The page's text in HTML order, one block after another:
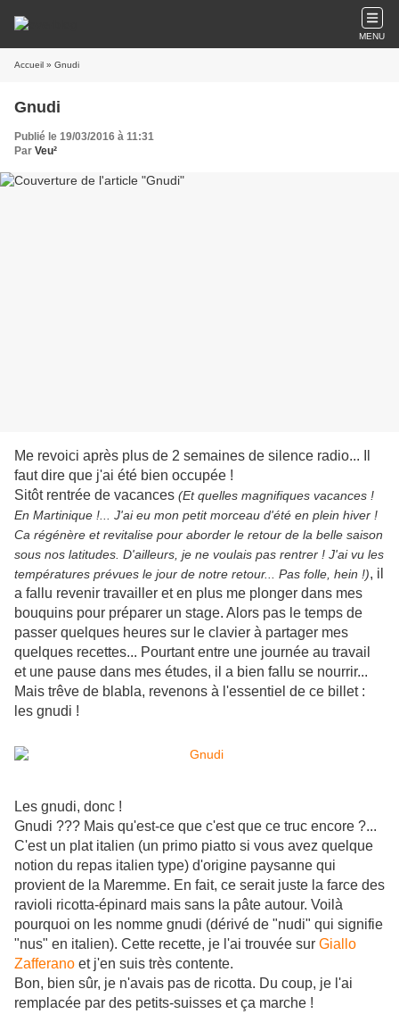
MENU
Accueil » Gnudi
Gnudi
Publié le 19/03/2016 à 11:31
Par Veu²
Me revoici après plus de 2 semaines de silence radio... Il
faut dire que j'ai été bien occupée !
Sitôt rentrée de vacances (Et quelles magnifiques vacances !
En Martinique !... J'ai eu mon petit morceau d'été en plein hiver !
Ca régénère et revitalise pour aborder le retour de la belle saison
sous nos latitudes. D'ailleurs, je ne voulais pas rentrer ! J'ai vu les
températures prévues le jour de notre retour... Pas folle, hein !), il
a fallu revenir travailler et en plus me plonger dans mes
bouquins pour préparer un stage. Alors pas le temps de
passer quelques heures sur le clavier à partager mes
quelques recettes... Pourtant entre une journée au travail
et une pause dans mes études, il a bien fallu se nourrir...
Mais trêve de blabla, revenons à l'essentiel de ce billet :
les gnudi !
Les gnudi, donc !
Gnudi ??? Mais qu'est-ce que c'est que ce truc encore ?...
C'est un plat italien (un primo piatto si vous avez quelque
notion du repas italien type) d'origine paysanne qui
provient de la Maremme. En fait, ce serait juste la farce des
ravioli ricotta-épinard mais sans la pâte autour. Voilà
pourquoi on les nomme gnudi (dérivé de "nudi" qui signifie
"nus" en italien). Cette recette, je l'ai trouvée sur Giallo
Zafferano et j'en suis très contente.
Bon, bien sûr, je n'avais pas de ricotta. Du coup, je l'ai
remplacée par des petits-suisses et ça marche !